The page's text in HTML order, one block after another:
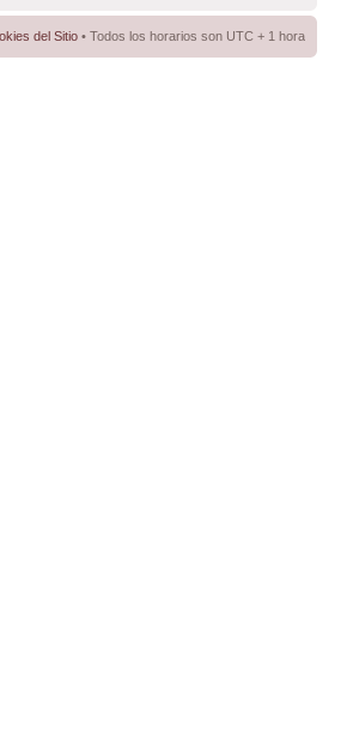
del Sitio • Todos los horarios son UTC + 1 hora